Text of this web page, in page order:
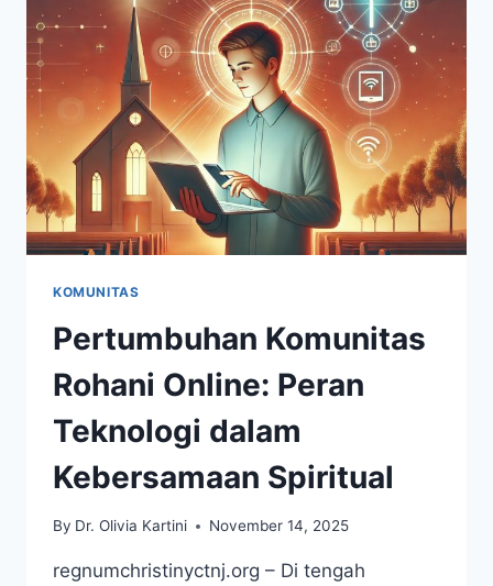
KONTEN
UNTUK
MENINGKATKAN
IMAN
KOMUNITAS
Pertumbuhan Komunitas
Rohani Online: Peran
Teknologi dalam
Kebersamaan Spiritual
By Dr. Olivia Kartini November 14, 2025
regnumchristinyctnj.org – Di tengah